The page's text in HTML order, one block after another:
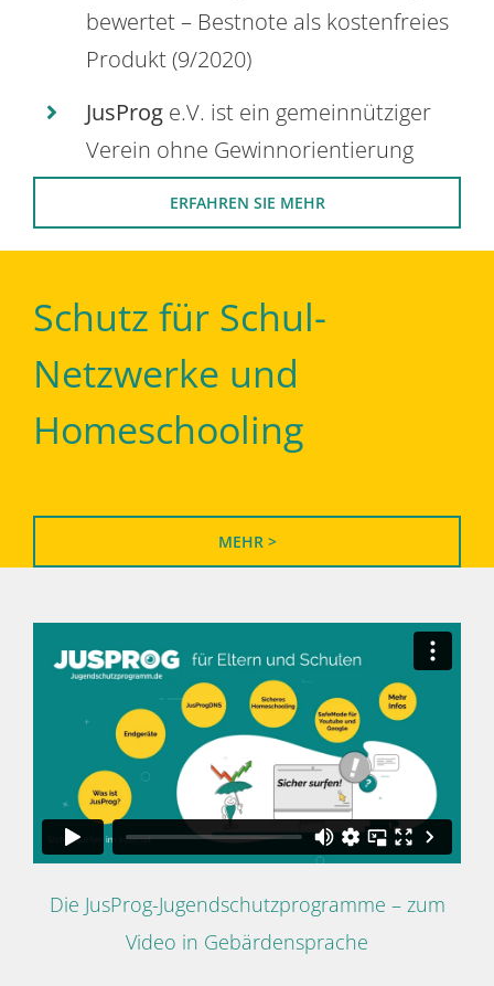
bewertet – Bestnote als kostenfreies
Produkt (9/2020)
JusProg e.V. ist ein gemeinnütziger
Verein ohne Gewinnorientierung
ERFAHREN SIE MEHR
Schutz für Schul-
Netzwerke und
Homeschooling
MEHR >
Die JusProg-Jugendschutzprogramme – zum
Video in Gebärdensprache